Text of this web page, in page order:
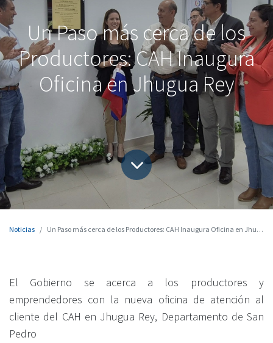
Un Paso más cerca de los
Productores: CAH Inaugura
Oficina en Jhugua Rey
Noticias Un Paso más cerca de los Productores: CAH Inaugura Oficina en Jhugua Rey
El Gobierno se acerca a los productores y
emprendedores con la nueva oficina de atención al
cliente del CAH en Jhugua Rey, Departamento de San
Pedro